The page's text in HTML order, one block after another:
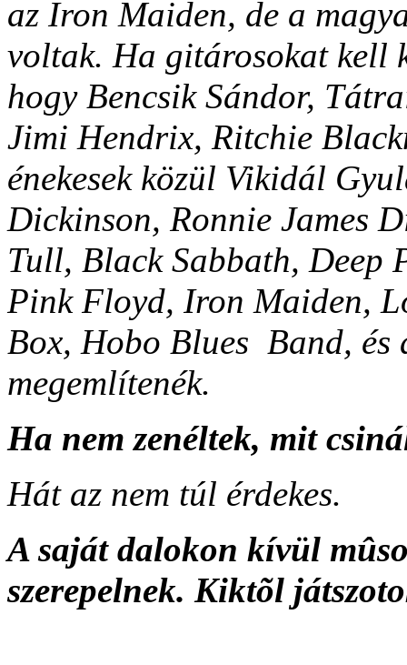
az Iron Maiden, de a
voltak. Ha gitárosokat kell
hogy Bencsik Sándor,
Jimi Hendrix, Ritchie
énekesek közül Vikidál
Dickinson, Ronnie James
Tull, Black Sabbath, Deep
Pink Floyd, Iron Maiden,
Box, Hobo Blues Band,
megemlítenék.
Ha nem zenéltek, mit
Hát az nem túl érdekes.
A saját dalokon kívül
szerepelnek. Kiktõl